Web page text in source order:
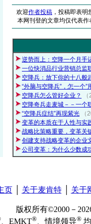
欢迎作者投稿 ，投稿即表明
本网刊登的文章均仅代表作
逆势而上：空降一个月手
一位快消品行业营销总监
空降兵：放下你的十八般
“外脑与空降兵”，怎一个”
空降兵怎么管好企业？
空降奇兵走麦城－－一个
“空降兵症结”再现紫光
变革的本质在于人性与实
战略比策略重要，变革关
创建支持战略变革的企业
公司变革：为什么少数成
页│ 关于麦肯特│ 关于
版权所有©2000－
、EMKT® 、情境领导®